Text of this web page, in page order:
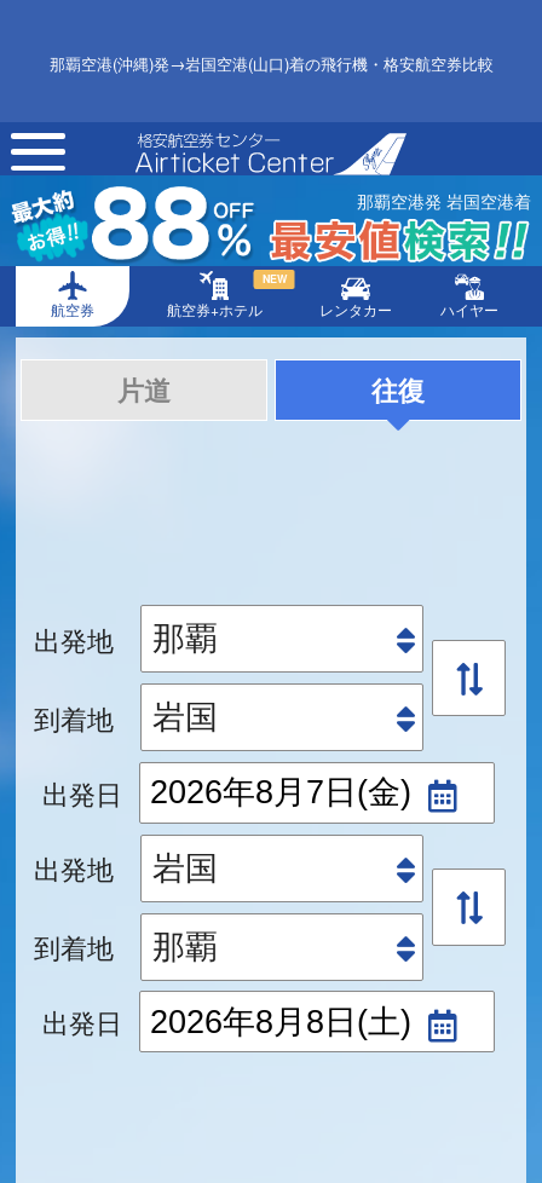
那覇空港(沖縄)発→岩国空港(山口)着の飛行機・格安航空券比較
toggle
navigation
那覇空港発 岩国空港着
航空券 航空券+ホテル
NEW
レンタカー ハイヤー
片道 往復
出発地
到着地
出発日
出発地
到着地
出発日